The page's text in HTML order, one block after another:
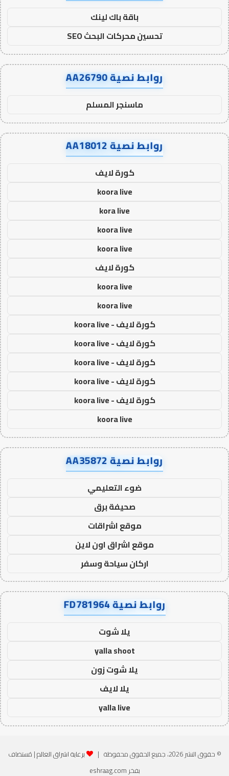
باقة باك لينك
تحسين محركات البحث SEO
روابط نصية AA26790
ماسنجر المسلم
روابط نصية AA18012
كورة لايف
koora live
kora live
koora live
koora live
كورة لايف
koora live
koora live
كورة لايف - koora live
كورة لايف - koora live
كورة لايف - koora live
كورة لايف - koora live
كورة لايف - koora live
koora live
روابط نصية AA35872
ضوء التعليمي
صحيفة برق
موقع اشراقات
موقع اشراق اون لاين
اركان سياحة وسفر
روابط نصية FD781964
يلا شوت
yalla shoot
يلا شوت زون
يلا لايف
yalla live
© حقوق النشر 2026، جميع الحقوق محفوظة | برعاية اشراق العالم| مُستضاف
بفخر eshraag.com